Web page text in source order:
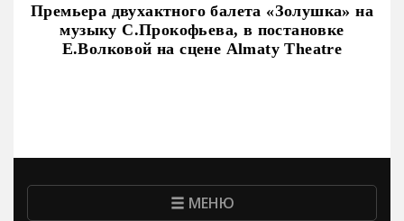
Премьера двухактного балета «Золушка» на
музыку С.Прокофьева, в постановке
Е.Волковой на сцене Almaty Theatre
МЕНЮ